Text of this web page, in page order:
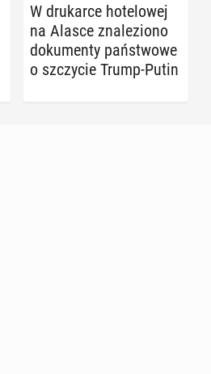
W dru­kar­ce ho­te­lo­wej
na Alasce zna­le­zio­no
do­ku­men­ty pań­stwo­we
o szczy­cie Trump-Putin